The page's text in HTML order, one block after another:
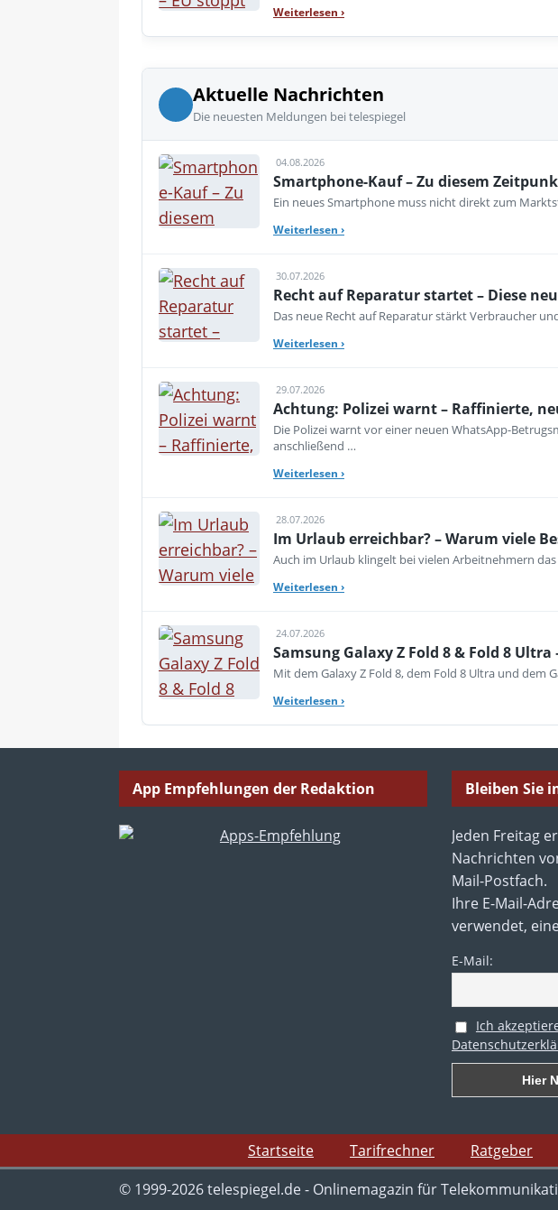
Weiterlesen ›
Aktuelle Nachrichten
Die neuesten Meldungen bei telespiegel
04.08.2026
Smartphone-Kauf – Zu diesem
Ein neues Smartphone muss nicht direkt zum
Weiterlesen ›
30.07.2026
Recht auf Reparatur startet – Diese
Das neue Recht auf Reparatur stärkt Verbraucher
Weiterlesen ›
29.07.2026
Achtung: Polizei warnt – Raffinierte,
Die Polizei warnt vor einer neuen WhatsApp-
anschließend …
Weiterlesen ›
28.07.2026
Im Urlaub erreichbar? – Warum viele
Auch im Urlaub klingelt bei vielen Arbeitnehmern
Weiterlesen ›
24.07.2026
Samsung Galaxy Z Fold 8 & Fold 8
Mit dem Galaxy Z Fold 8, dem Fold 8 Ultra und dem
Weiterlesen ›
App Empfehlungen der Redaktion Bleiben Sie
Jeden Freitag
Nachrichten
Mail-Postfach.
Ihre E-Mail-
verwendet,
E-Mail:
Ich
Startseite Tarifrechner Ratgeber
© 1999-2026 telespiegel.de - Onlinemagazin für